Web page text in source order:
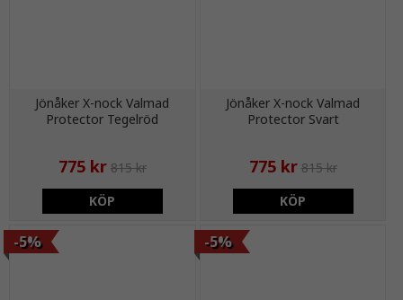
Jönåker X-nock Valmad
Protector Tegelröd
775 kr 815 kr
KÖP
Jönåker X-nock Valmad
Protector Svart
775 kr 815 kr
KÖP
-5% -5%